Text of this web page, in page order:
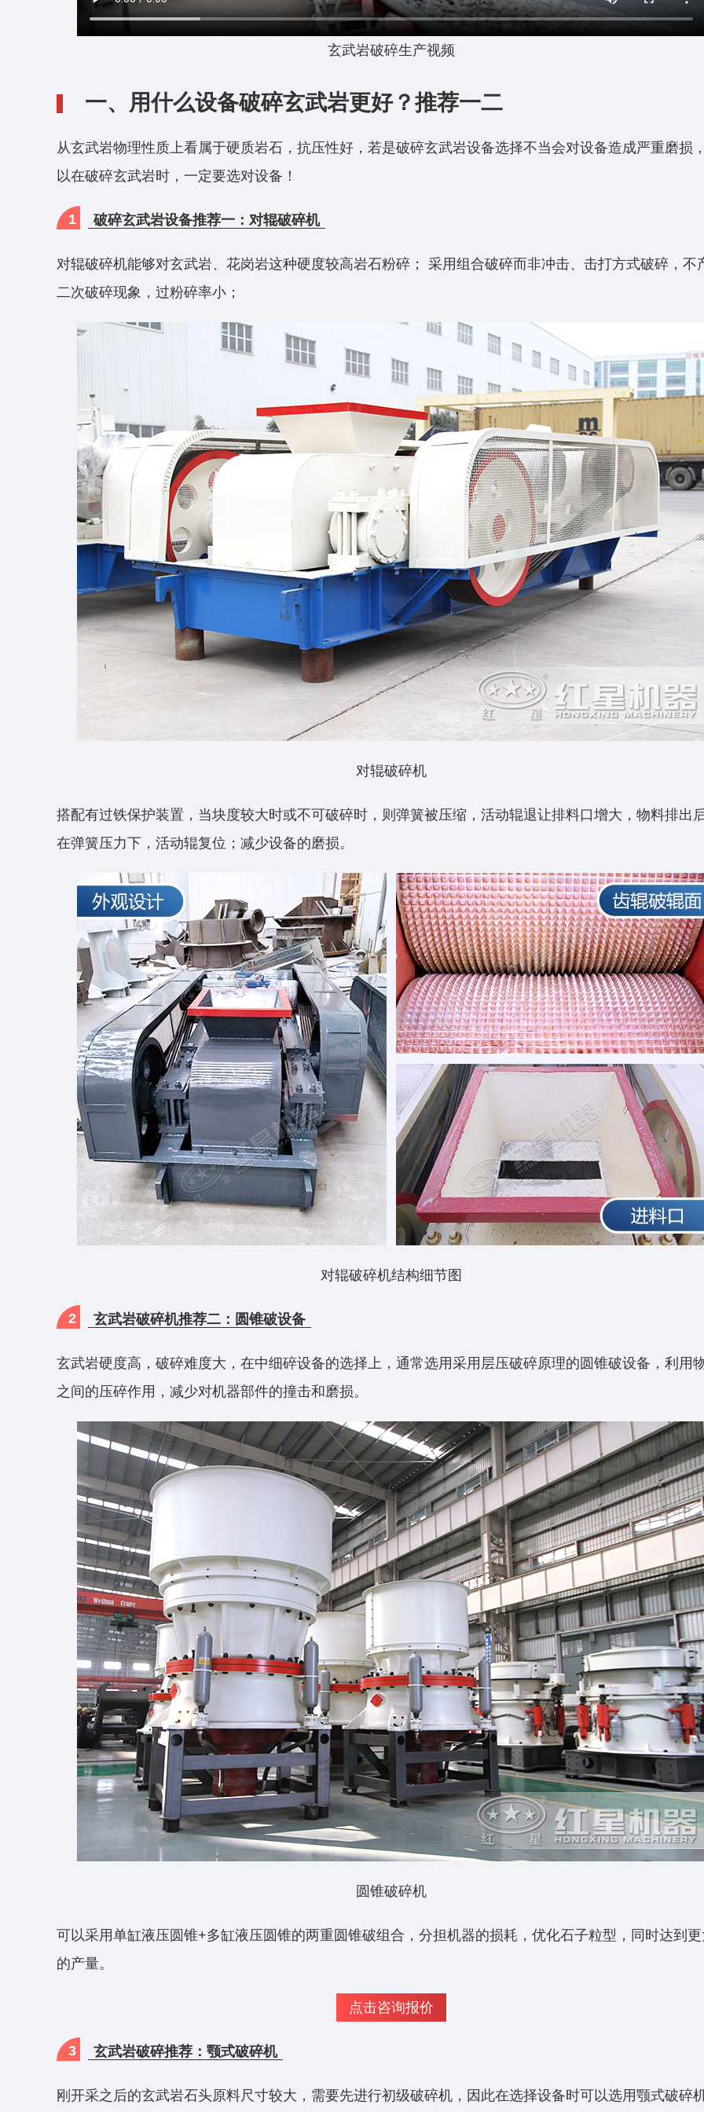
玄武岩破碎生产视频
一、用什么设备破碎玄武岩更好？推荐一二
从玄武岩物理性质上看属于硬质岩石，抗压性好，若是破碎玄武岩设备选择不当会对设备造成严重磨损
以在破碎玄武岩时，一定要选对设备！
1 破碎玄武岩设备推荐一：对辊破碎机
对辊破碎机能够对玄武岩、花岗岩这种硬度较高岩石粉碎； 采用组合破碎而非冲击、击打方式破碎，不
二次破碎现象，过粉碎率小；
对辊破碎机
搭配有过铁保护装置，当块度较大时或不可破碎时，则弹簧被压缩，活动辊退让排料口增大，物料排出
在弹簧压力下，活动辊复位；减少设备的磨损。
对辊破碎机结构细节图
2 玄武岩破碎机推荐二：圆锥破设备
玄武岩硬度高，破碎难度大，在中细碎设备的选择上，通常选用采用层压破碎原理的圆锥破设备，利用
之间的压碎作用，减少对机器部件的撞击和磨损。
圆锥破碎机
可以采用单缸液压圆锥+多缸液压圆锥的两重圆锥破组合，分担机器的损耗，优化石子粒型，同时达到
的产量。
点击咨询报价
3 玄武岩破碎推荐：颚式破碎机
刚开采之后的玄武岩石头原料尺寸较大，需要先进行初级破碎机，因此在选择设备时可以选用颚式破碎